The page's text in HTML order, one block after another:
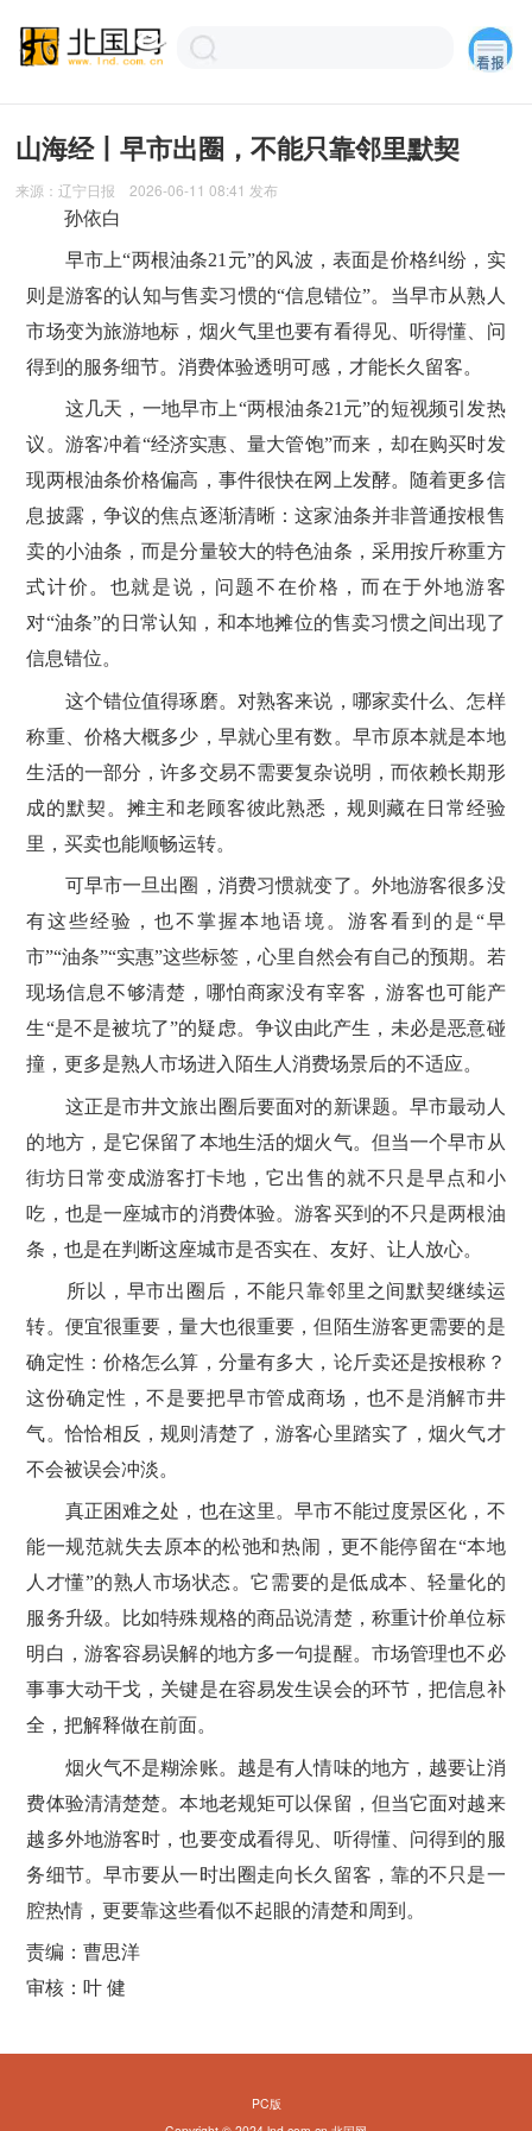
山海经丨早市出圈，不能只靠邻里默契
来源：辽宁日报 2026-06-11 08:41 发布
孙依白
早市上“两根油条21元”的风波，表面是价格纠纷，实
则是游客的认知与售卖习惯的“信息错位”。当早市从熟人
市场变为旅游地标，烟火气里也要有看得见、听得懂、问
得到的服务细节。消费体验透明可感，才能长久留客。
这几天，一地早市上“两根油条21元”的短视频引发热
议。游客冲着“经济实惠、量大管饱”而来，却在购买时发
现两根油条价格偏高，事件很快在网上发酵。随着更多信
息披露，争议的焦点逐渐清晰：这家油条并非普通按根售
卖的小油条，而是分量较大的特色油条，采用按斤称重方
式计价。也就是说，问题不在价格，而在于外地游客
对“油条”的日常认知，和本地摊位的售卖习惯之间出现了
信息错位。
这个错位值得琢磨。对熟客来说，哪家卖什么、怎样
称重、价格大概多少，早就心里有数。早市原本就是本地
生活的一部分，许多交易不需要复杂说明，而依赖长期形
成的默契。摊主和老顾客彼此熟悉，规则藏在日常经验
里，买卖也能顺畅运转。
可早市一旦出圈，消费习惯就变了。外地游客很多没
有这些经验，也不掌握本地语境。游客看到的是“早
市”“油条”“实惠”这些标签，心里自然会有自己的预期。若
现场信息不够清楚，哪怕商家没有宰客，游客也可能产
生“是不是被坑了”的疑虑。争议由此产生，未必是恶意碰
撞，更多是熟人市场进入陌生人消费场景后的不适应。
这正是市井文旅出圈后要面对的新课题。早市最动人
的地方，是它保留了本地生活的烟火气。但当一个早市从
街坊日常变成游客打卡地，它出售的就不只是早点和小
吃，也是一座城市的消费体验。游客买到的不只是两根油
条，也是在判断这座城市是否实在、友好、让人放心。
所以，早市出圈后，不能只靠邻里之间默契继续运
转。便宜很重要，量大也很重要，但陌生游客更需要的是
确定性：价格怎么算，分量有多大，论斤卖还是按根称？
这份确定性，不是要把早市管成商场，也不是消解市井
气。恰恰相反，规则清楚了，游客心里踏实了，烟火气才
不会被误会冲淡。
真正困难之处，也在这里。早市不能过度景区化，不
能一规范就失去原本的松弛和热闹，更不能停留在“本地
人才懂”的熟人市场状态。它需要的是低成本、轻量化的
服务升级。比如特殊规格的商品说清楚，称重计价单位标
明白，游客容易误解的地方多一句提醒。市场管理也不必
事事大动干戈，关键是在容易发生误会的环节，把信息补
全，把解释做在前面。
烟火气不是糊涂账。越是有人情味的地方，越要让消
费体验清清楚楚。本地老规矩可以保留，但当它面对越来
越多外地游客时，也要变成看得见、听得懂、问得到的服
务细节。早市要从一时出圈走向长久留客，靠的不只是一
腔热情，更要靠这些看似不起眼的清楚和周到。
责编：曹思洋
审核：叶 健
PC版